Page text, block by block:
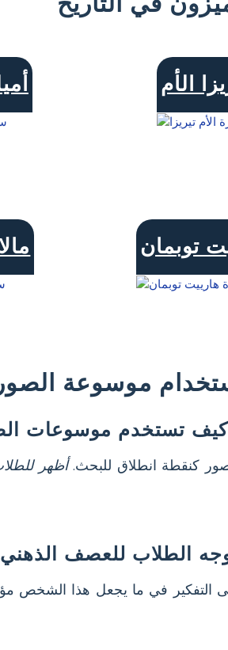
الأم
توبمان
موسوعة
كيف تستخدم موسوعات
كنقطة انطلاق للبحث.أظهر
التفكير في ما يجعل هذا الشخص